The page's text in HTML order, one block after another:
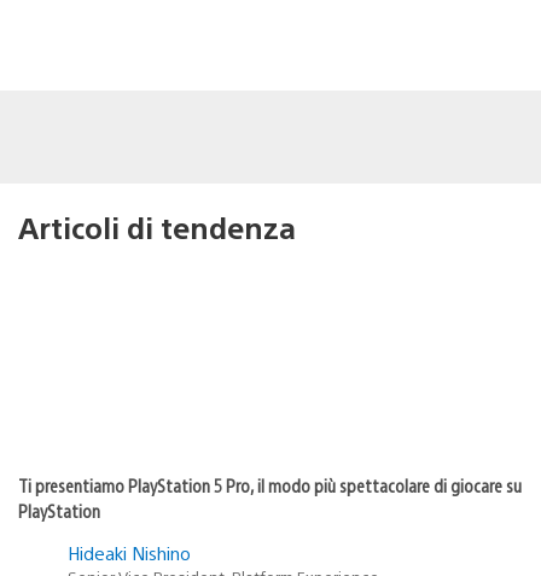
Articoli di tendenza
Ti presentiamo PlayStation 5 Pro, il modo più spettacolare di giocare su
PlayStation
Hideaki Nishino